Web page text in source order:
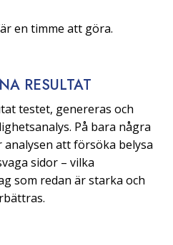
en timme att göra.
RESULTAT
testet, genereras och
På bara några
att försöka belysa
sidor – vilka
som redan är starka och